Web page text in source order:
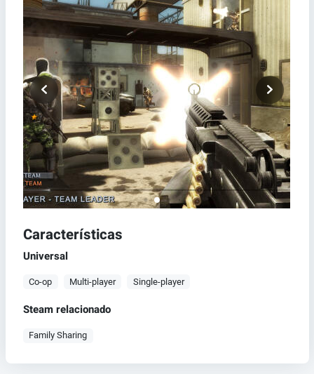
Características
Universal
Co-op Multi-player Single-player
Steam relacionado
Family Sharing